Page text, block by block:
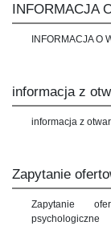
INFORMACJA
INFORMACJA O
informacja z
informacja z
Zapytanie
Zapytanie
psychologiczne